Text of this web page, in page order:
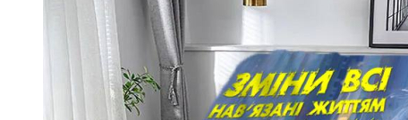
Самоклеюча декоративна 3D панель (рулон)
Самоклеюча декоративна 3D панель (плитка)
ПВХ панелі
Декоративна ПВХ панель (без клейового шару)
ПВХ панелі на самоклейці
Плівка (рулони)
Самоклеюча плівка